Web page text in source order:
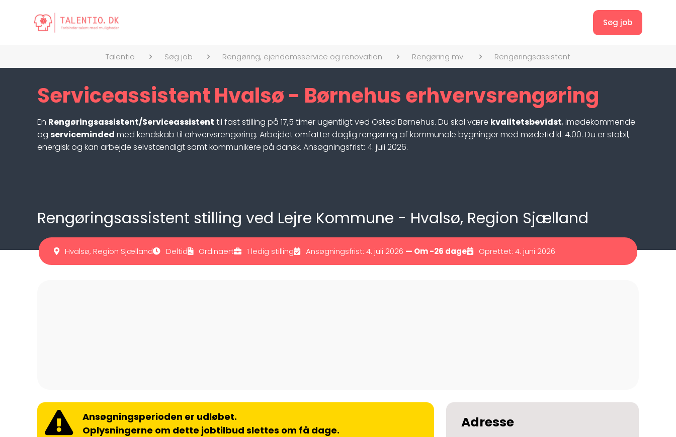
Søg job
Talentio Søg job Rengøring, ejendomsservice og renovation Rengøring mv. Rengøringsassistent
Serviceassistent Hvalsø - Børnehus erhvervsrengøring
En Rengøringsassistent/Serviceassistent til fast stilling på 17,5 timer ugentligt ved Osted Børnehus. Du skal være kvalitetsbevidst, imødekommende
og serviceminded med kendskab til erhvervsrengøring. Arbejdet omfatter daglig rengøring af kommunale bygninger med mødetid kl. 4.00. Du er stabil,
energisk og kan arbejde selvstændigt samt kommunikere på dansk. Ansøgningsfrist: 4. juli 2026.
Rengøringsassistent stilling ved Lejre Kommune - Hvalsø, Region Sjælland
Hvalsø, Region Sjælland Deltid Ordinaert 1 ledig stilling Ansøgningsfrist: 4. juli 2026 — Om -26 dage Oprettet: 4. juni 2026
Ansøgningsperioden er udløbet.
Oplysningerne om dette jobtilbud slettes om få dage.
Adresse